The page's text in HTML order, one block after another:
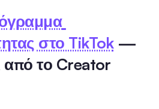
στο TikTok —
από το Creator